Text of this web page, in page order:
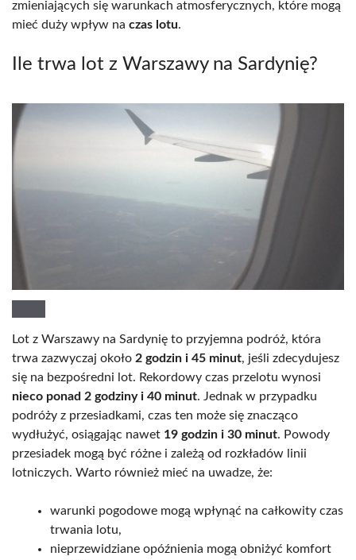
zmieniających się warunkach atmosferycznych, które mogą
mieć duży wpływ na czas lotu.
Ile trwa lot z Warszawy na Sardynię?
Lot z Warszawy na Sardynię to przyjemna podróż, która
trwa zazwyczaj około 2 godzin i 45 minut, jeśli zdecydujesz
się na bezpośredni lot. Rekordowy czas przelotu wynosi
nieco ponad 2 godziny i 40 minut. Jednak w przypadku
podróży z przesiadkami, czas ten może się znacząco
wydłużyć, osiągając nawet 19 godzin i 30 minut. Powody
przesiadek mogą być różne i zależą od rozkładów linii
lotniczych. Warto również mieć na uwadze, że:
warunki pogodowe mogą wpłynąć na całkowity czas
trwania lotu,
nieprzewidziane opóźnienia mogą obniżyć komfort